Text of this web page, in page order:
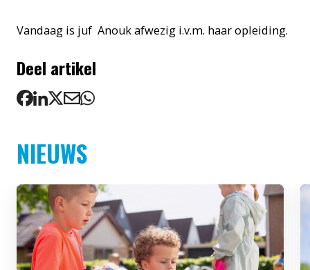
Vandaag is juf Anouk afwezig i.v.m. haar opleiding.
Deel artikel
NIEUWS